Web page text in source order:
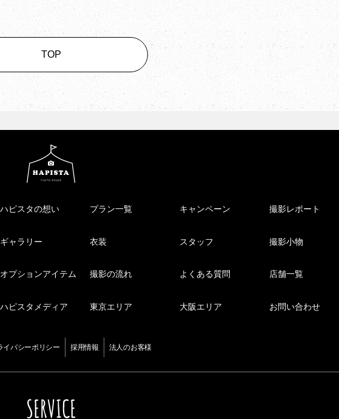
TOP
ハピスタの想い プラン一覧 キャンペーン 撮影レポート
ギャラリー 衣装 スタッフ 撮影小物
オプションアイテム 撮影の流れ よくある質問 店舗一覧
ハピスタメディア 東京エリア 大阪エリア お問い合わせ
イバシーポリシー 採用情報 法人のお客様
SERVICE